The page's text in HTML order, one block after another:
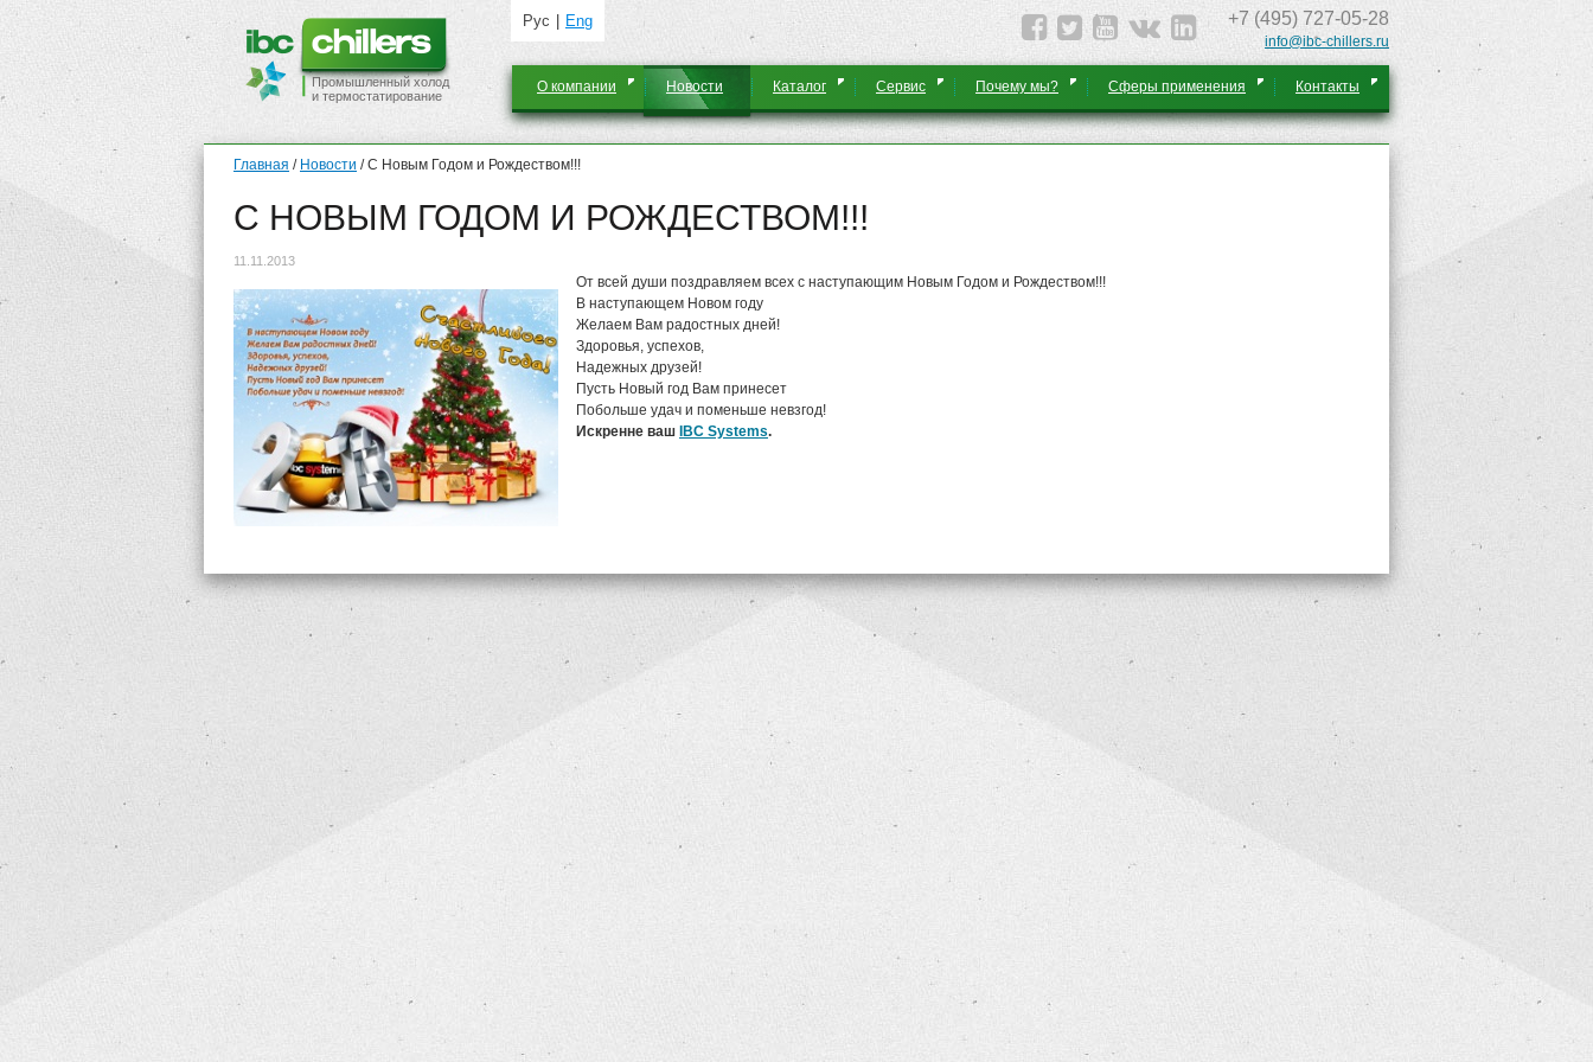
Промышленный холод
и термостатирование
+7 (495) 727-05-28
info@ibc-chillers.ru
Рус Eng
О компании Новости Каталог Сервис Почему мы? Сферы применения Контакты
Главная / Новости /С Новым Годом и Рождеством!!!
С НОВЫМ ГОДОМ И РОЖДЕСТВОМ!!!
11.11.2013
От всей души поздравляем всех с наступающим Новым Годом и Рождеством!!!
В наступающем Новом году
Желаем Вам радостных дней!
Здоровья, успехов,
Надежных друзей!
Пусть Новый год Вам принесет
Побольше удач и поменьше невзгод!
Искренне ваш IBC Systems.